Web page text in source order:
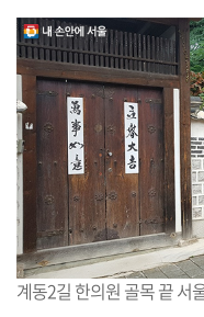
털
계동2길 한의원 골목 끝 서